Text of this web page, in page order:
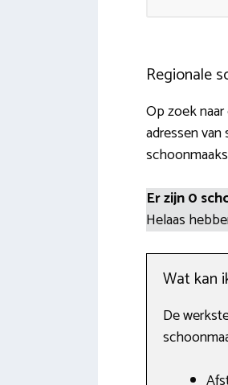
Regionale
Op zoek
adressen
Er zijn 0
Helaas
Wat kan
De